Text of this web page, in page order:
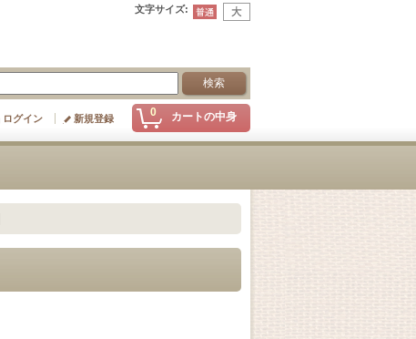
文字サイズ:
0 カートの中身
ログイン 新規登録